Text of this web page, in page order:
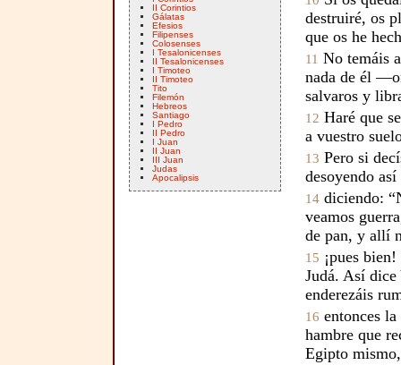
II Corintios
Gálatas
Efesios
Filipenses
Colosenses
I Tesalonicenses
II Tesalonicenses
I Timoteo
II Timoteo
Tito
Filemón
Hebreos
Santiago
I Pedro
II Pedro
I Juan
II Juan
III Juan
Judas
Apocalipsis
destruiré, os
que os he
11 No temáis
nada de él
salvaros y
12 Haré que
a vuestro
13 Pero si
desoyendo
14 diciendo:
veamos
de pan, y allí
15 ¡pues
Judá. Así
enderezáis
16 entonces
hambre que
Egipto